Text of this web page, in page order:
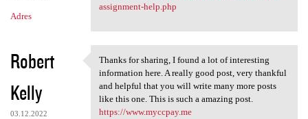
Adres
assignment-help.php
Robert
Kelly
03.12.2022
Thanks for sharing, I found a
Thanks for sharing, I found a lot of interesting
information here. A really good post, very thankful
and helpful that you will write many more posts
like this one. This is such a amazing post.
https://www.myccpay.me